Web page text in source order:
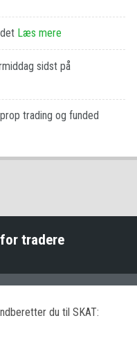
Læs mere
sidst på
trading og funded
tradere
du til SKAT: